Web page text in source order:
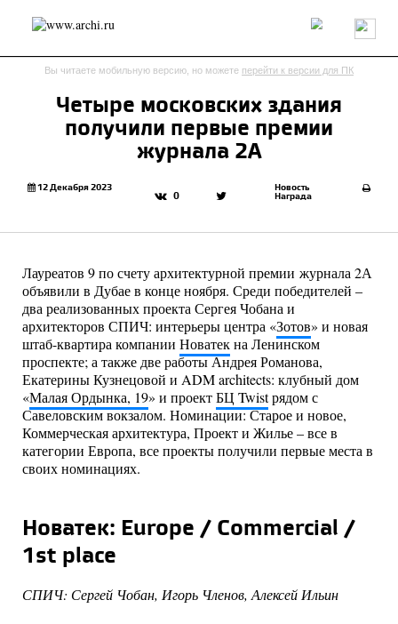
Россия Мир Технологии Интерьер Пресса
Архитекторы
Анонсы конкурсов
Блог
Интервью Исследование
Обзор
Объект
Результаты конкурса
Дизайн
Иностранцы в России
Интерьер
Эко
Вы читаете мобильную версию, но можете перейти к версии для ПК
Четыре московских здания
получили первые премии
журнала 2А
12 Декабря 2023
0
Новость
Награда
Лауреатов 9 по счету архитектурной премии журнала 2А
объявили в Дубае в конце ноября. Среди победителей –
два реализованных проекта Сергея Чобана и
архитекторов СПИЧ: интерьеры центра «Зотов» и новая
штаб-квартира компании Новатекна Ленинском
проспекте; а также две работы Андрея Романова,
Екатерины Кузнецовой и ADM architects: клубный дом
«Малая Ордынка, 19» и проектБЦ Twistрядом с
Савеловским вокзалом. Номинации: Старое и новое,
Коммерческая архитектура, Проект и Жилье – все в
категории Европа, все проекты получили первые места в
своих номинациях.
Новатек: Europe / Commercial /
1st place
СПИЧ: Сергей Чобан, Игорь Членов, Алексей Ильин